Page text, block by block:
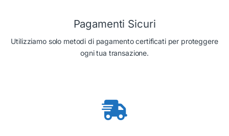
Pagamenti Sicuri
Utilizziamo solo metodi di pagamento certificati per proteggere
ogni tua transazione.